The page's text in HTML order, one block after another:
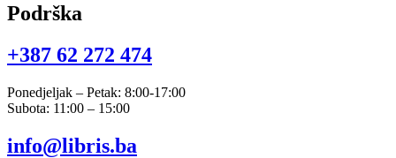
Podrška
+387 62 272 474​
Ponedjeljak – Petak: 8:00-17:00
Subota: 11:00 – 15:00
info@libris.ba